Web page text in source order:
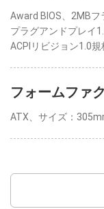
Award BIOS、2MBフ
プラグアンドプレイ
ACPIリビジョン1.0
フォームファ
ATX、サイズ：